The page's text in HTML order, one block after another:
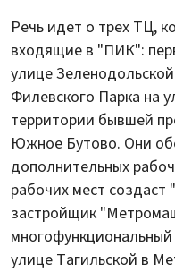
Речь идет о трех ТЦ,
входящие в "ПИК":
улице
Филевского Парка на
территории бывшей
Южное Бутово. Они
дополнительных
рабочих мест
застройщик
улице Тагильской в